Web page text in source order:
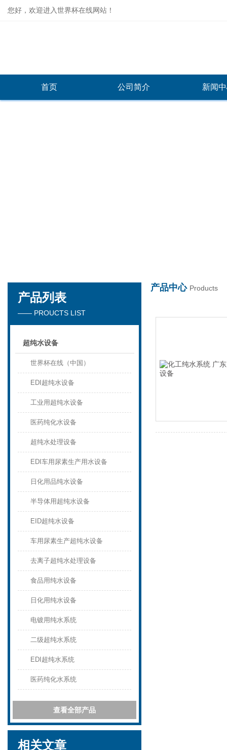
您好，欢迎进入世界杯在线网站！
首页 公司简介 新闻
产品中心 Products
产品列表
—— PROUCTS LIST
超纯水设备
世界杯在线（中国）
EDI超纯水设备
工业用超纯水设备
医药纯化水设备
超纯水处理设备
EDI车用尿素生产用水设备
日化用品纯水设备
半导体用超纯水设备
EID超纯水设备
车用尿素生产超纯水设备
去离子超纯水处理设备
食品用纯水设备
日化用纯水设备
电镀用纯水系统
二级超纯水系统
EDI超纯水系统
医药纯化水系统
查看全部产品
相关文章